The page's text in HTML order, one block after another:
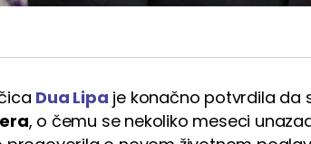
Dua Lipa je konačno potvrdila da
, o čemu se nekoliko meseci